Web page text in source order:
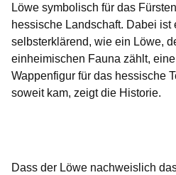
Löwe symbolisch für das
hessische Landschaft. Dabei ist
selbsterklärend, wie ein Löwe,
einheimischen Fauna zählt,
Wappenfigur für das hessische
soweit kam, zeigt die Historie.
Dass der Löwe nachweislich